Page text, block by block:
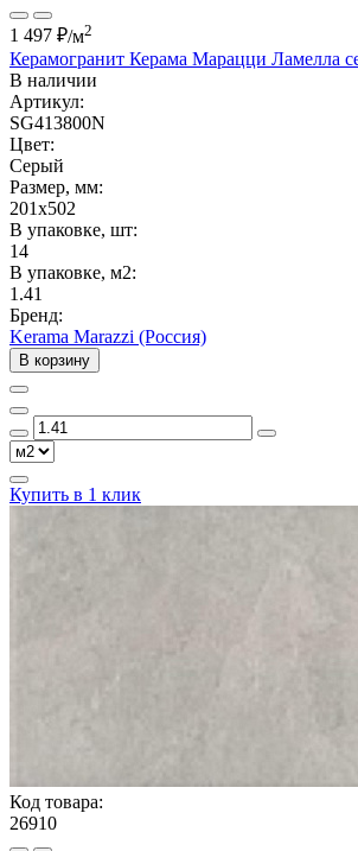
1 497 ₽/м2
Керамогранит Керама Марацци Ламелла
В наличии
Артикул:
SG413800N
Цвет:
Серый
Размер, мм:
201x502
В упаковке, шт:
14
В упаковке, м2:
1.41
Бренд:
Kerama Marazzi (Россия)
В корзину
Купить в 1 клик
Код товара:
26910